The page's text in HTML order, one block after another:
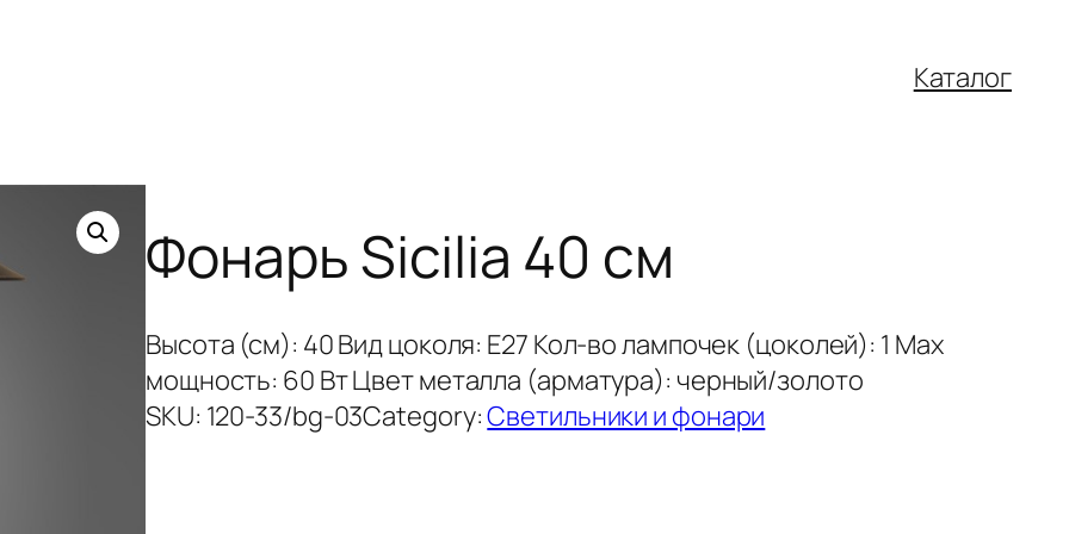
Каталог
Фонарь Sicilia 40 см
Высота (см): 40 Вид цоколя: E27 Кол-во лампочек (цоколей): 1 Мах
мощность: 60 Вт Цвет металла (арматура): черный/золото
SKU: 120-33/bg-03Category:Светильники и фонари